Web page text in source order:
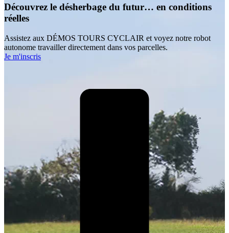
Découvrez le désherbage du futur… en conditions
réelles
Assistez aux DÉMOS TOURS CYCLAIR et voyez notre robot
autonome travailler directement dans vos parcelles.
Je m'inscris